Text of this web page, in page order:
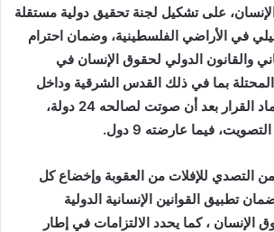
على تشكيل لجنة تحقيق دولية مستقلة
في الأراضي الفلسطينية، وضمان احترام
والقانون الدولي لحقوق الإنسان في
بما في ذلك القدس الشرقية وداخل
أراضي الـ48.وتم اعتماد القرار بعد أن صوتت لصالحه 24 دولة،
من التصدي للإفلات من العقوبة وإخضاع كل
تطبيق القوانين الإنسانية الدولية
الإنسان ، كما يحدد الالتزامات في إطار